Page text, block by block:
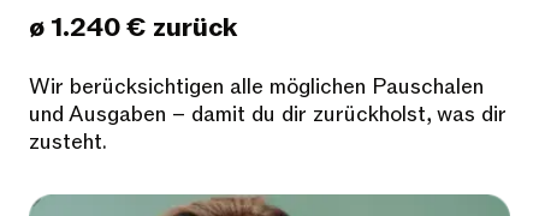
ø 1.240 € zurück
Wir berücksichtigen alle möglichen Pauschalen
und Ausgaben – damit du dir zurückholst, was dir
zusteht.